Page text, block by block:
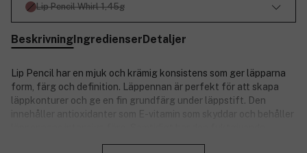
Lip Pencil Whirl 1,45g
BeskrivningIngredienserDetaljer
Lip Pencil har en mjuk och krämig konsistens som ger läpparna
form, färg och definition. Läppennan är perfekt för att skapa
läppkonturer och ge en fin grundfärg under läppstift. Den
innehåller antioxidanter som E-vitamin som skyddar och behåller